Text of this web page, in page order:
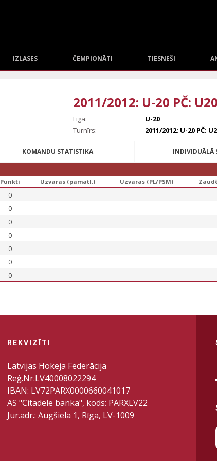
IZLASES ČEMPIONĀTI TIESNEŠI
2011/2012: U-20 PČ: U20
Līga:
U-20
Turnīrs:
2011/2012: U-20 PČ:
KOMANDU STATISTIKA INDIVIDUĀLĀ
Punkti Uzvaras (pamatl.) Uzvaras (PL/PSM)
0
0
0
0
0
0
0
REKVIZĪTI
Latvijas Hokeja Federācija
Reģ.Nr.LV40008022294
IBAN: LV72PARX0000660041017
AS "Citadele banka", kods: PARXLV22
Jur.adr.: Augšiela 1, Rīga, LV-1009